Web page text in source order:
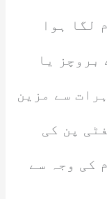
لگا ہوا
بروچز یا
سے مزین
پن کی
کی وجہ سے